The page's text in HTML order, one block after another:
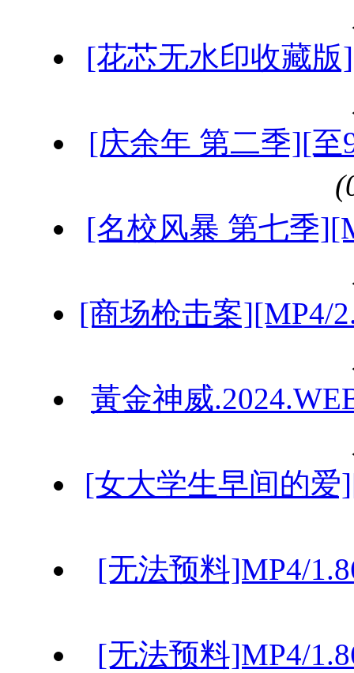
[花芯无水印收藏
[庆余年 第二季][
[名校风暴 第七季
[商场枪击案][MP4/
黃金神威
[女大学生早间的
[无法预料]MP4/
[无法预料]MP4/